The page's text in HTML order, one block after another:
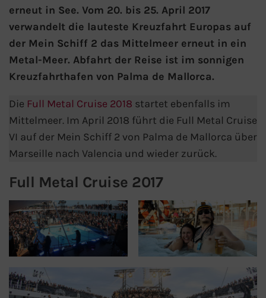
AIDA Kanaren & Madeira
AIDA Nordeuropa
AIDA Westeuropa
AIDA Ostsee
AIDA Orient
AIDA Adria
AIDA Nordamerika
AIDA Südostasien
erneut in See. Vom 20. bis 25. April 2017
verwandelt die lauteste Kreuzfahrt Europas auf
der Mein Schiff 2 das Mittelmeer erneut in ein
Metal-Meer. Abfahrt der Reise ist im sonnigen
Kreuzfahrthafen von Palma de Mallorca.
Die Full Metal Cruise 2018 startet ebenfalls im
Mittelmeer. Im April 2018 führt die Full Metal Cruise
VI auf der Mein Schiff 2 von Palma de Mallorca über
Marseille nach Valencia und wieder zurück.
Full Metal Cruise 2017